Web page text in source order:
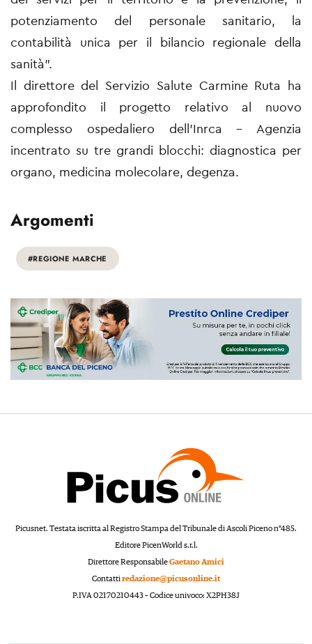
potenziamento del personale sanitario, la
contabilità unica per il bilancio regionale della
sanità”.
Il direttore del Servizio Salute Carmine Ruta ha
approfondito il progetto relativo al nuovo
complesso ospedaliero dell’Inrca – Agenzia
incentrato su tre grandi blocchi: diagnostica per
organo, medicina molecolare, degenza.
Argomenti
#REGIONE MARCHE
Picusnet. Testata iscritta al Registro Stampa del Tribunale di Ascoli Piceno n°485.
Editore PicenWorld s.r.l.
Direttore ResponsabileGaetano Amici
Contattiredazione@picusonline.it
P.IVA 02170210443 – Codice univoco: X2PH38J